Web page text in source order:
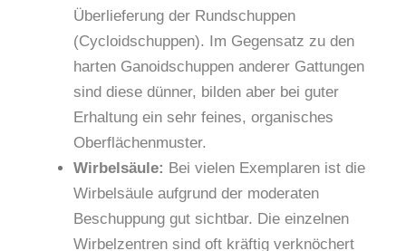
Überlieferung der Rundschuppen
(Cycloidschuppen). Im Gegensatz zu den
harten Ganoidschuppen anderer Gattungen
sind diese dünner, bilden aber bei guter
Erhaltung ein sehr feines, organisches
Oberflächenmuster.
Wirbelsäule: Bei vielen Exemplaren ist die
Wirbelsäule aufgrund der moderaten
Beschuppung gut sichtbar. Die einzelnen
Wirbelzentren sind oft kräftig verknöchert